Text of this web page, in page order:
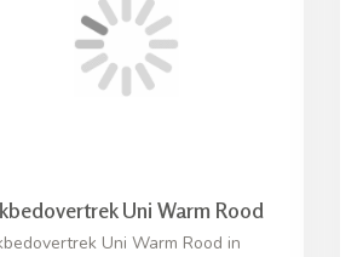
Uni Warm Rood
Uni Warm Rood in